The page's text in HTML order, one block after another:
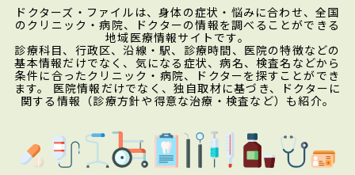
ドクターズ・ファイルは、身体の症状・悩みに合わせ、全国
のクリニック・病院、ドクターの情報を調べることができる
地域医療情報サイトです。
診療科目、行政区、沿線・駅、診療時間、医院の特徴などの
基本情報だけでなく、気になる症状、病名、検査名などから
条件に合ったクリニック・病院、ドクターを探すことができ
ます。 医院情報だけでなく、独自取材に基づき、ドクターに
関する情報（診療方針や得意な治療・検査など）も紹介。